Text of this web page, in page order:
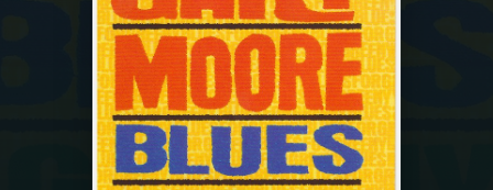
PROGRAMAÇÃO
PROGRAMAS
PODCASTS